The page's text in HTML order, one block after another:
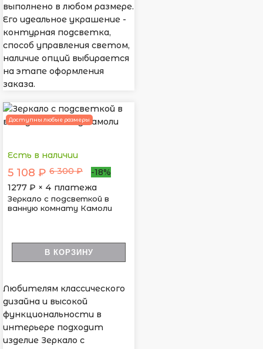
выполнено в любом размере.
Его идеальное украшение -
контурная подсветка,
способ управления светом,
наличие опций выбирается
на этапе оформления
заказа.
Доступны любые размеры
Есть в наличии
5 108 ₽ 6 300 ₽
-18%
1277 ₽ × 4 платежа
Зеркало с подсветкой в
ванную комнату Камоли
В КОРЗИНУ
Любителям классического
дизайна и высокой
функциональности в
интерьере подходит
изделие Зеркало с